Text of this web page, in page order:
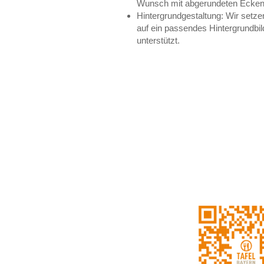
Wunsch mit abgerundeten
Hintergrundgestaltung: Wir
auf ein passendes
unterstützt.